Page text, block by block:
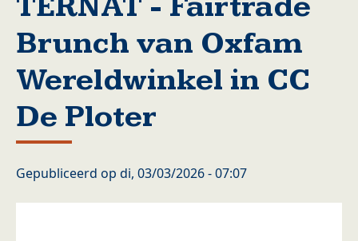
Brunch van Oxfam
Wereldwinkel in CC
De Ploter
Gepubliceerd op di, 03/03/2026 - 07:07